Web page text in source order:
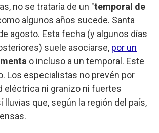
no se trataría de un "temporal de
algunos años sucede. Santa
agosto. Esta fecha (y algunos días
suele asociarse, por un
o incluso a un temporal. Este
Los especialistas no prevén por
eléctrica ni granizo ni fuertes
lluvias que, según la región del país,